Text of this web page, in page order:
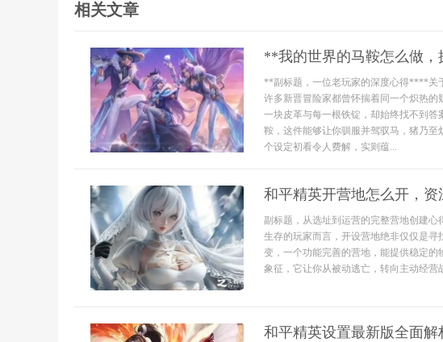
相关文章
**我的世界的马鞍怎么做
**副标题，一位老玩家的深度心得****关
许多新晋冒险家都曾怀揣着同一个炽热
一块皮革与每一根铁锭，却始终找不到
鞍，这件能够让你驯服并驾驭马，猪乃
个设定初看令人费解，实则蕴...
和平精英开营地怎么开，
副标题，从选址到运营的完整营地创建
生存的玩家而言，开设营地绝非仅仅是
变，一个功能完善的营地，能提供稳定
象征，它让你从被动逃亡，转向主动经
和平精英设置最新版全面